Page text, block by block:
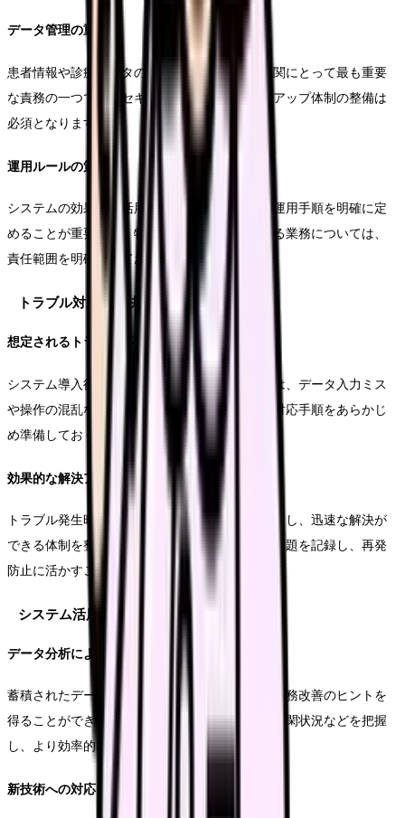
データ管理の重要性
患者情報や診療データの適切な管理は、医療機関にとって最も重要
な責務の一つです。セキュリティ対策やバックアップ体制の整備は
必須となります。
運用ルールの策定
システムの効果的な活用のため、入力ルールや運用手順を明確に定
めることが重要です。特に、複数の部門が関わる業務については、
責任範囲を明確にしておく必要があります。
トラブル対応と解決策
想定されるトラブル事例
システム導入後によく発生するトラブルとしては、データ入力ミス
や操作の混乱などがあります。これらに対する対応手順をあらかじ
め準備しておくことが重要です。
効果的な解決アプローチ
トラブル発生時の連絡体制や対応フローを明確にし、迅速な解決が
できる体制を整えておきます。また、発生した問題を記録し、再発
防止に活かすことも重要です。
システム活用の発展的取り組み
データ分析による業務改善
蓄積されたデータを分析することで、さらなる業務改善のヒントを
得ることができます。患者の来院傾向や業務の繁閑状況などを把握
し、より効率的な運営に活かします。
新技術への対応